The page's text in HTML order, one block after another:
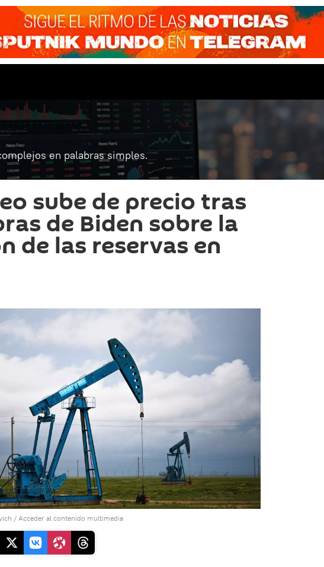
en palabras simples.
sube de precio tras
de Biden sobre la
de las reservas en
/ Acceder al contenido multimedia